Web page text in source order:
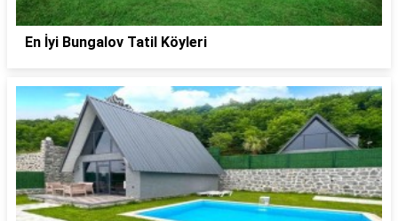
En İyi Bungalov Tatil Köyleri